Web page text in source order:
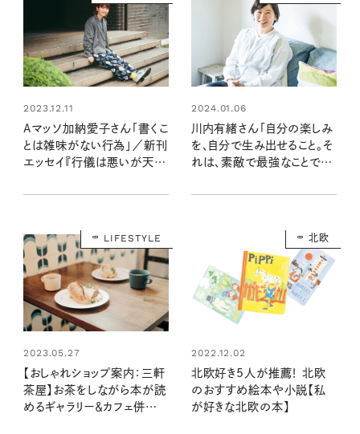
2023.12.11
Aマッソ加納愛子さん「書くこ
とは雑味がない行為」／新刊
エッセイ『行儀は悪いが天気
2024.01.06
川内有緒さん「自分の楽しみ
を、自分で生み出せること。そ
れは、素敵で最強なことで
LIFESTYLE
2023.05.27
【おしゃれショップ案内：三軒
茶屋】お茶をしながら本が読
めるギャラリー＆カフェ併設
北欧
2022.12.02
北欧好き5人が推薦！ 北欧
のおすすめ絵本や小説【私
が好きな北欧の本】